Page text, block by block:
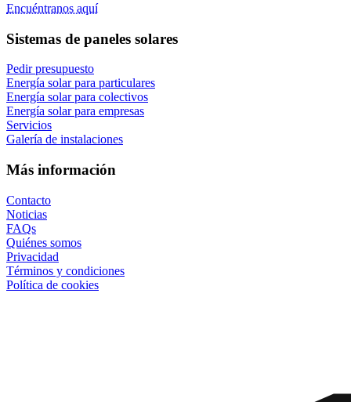
Encuéntranos aquí
Sistemas de paneles solares
Pedir presupuesto
Energía solar para particulares
Energía solar para colectivos
Energía solar para empresas
Servicios
Galería de instalaciones
Más información
Contacto
Noticias
FAQs
Quiénes somos
Privacidad
Términos y condiciones
Política de cookies